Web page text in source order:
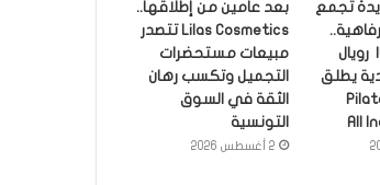
تجمع
نزل Iberostar رويال
يطلق
بعد عامين من إطلاقها..
Lilas Cosmetics تتصدر
مبيعات مستحضرات
التجميل وتكسب رهان
الثقة في السوق
التونسية
2 أغسطس 2026